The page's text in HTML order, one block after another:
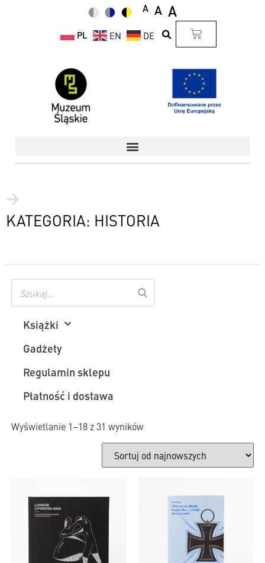
A A A
PL EN DE
KATEGORIA: HISTORIA
Książki
Gadżety
Regulamin sklepu
Płatność i dostawa
Wyświetlanie 1–18 z 31 wyników